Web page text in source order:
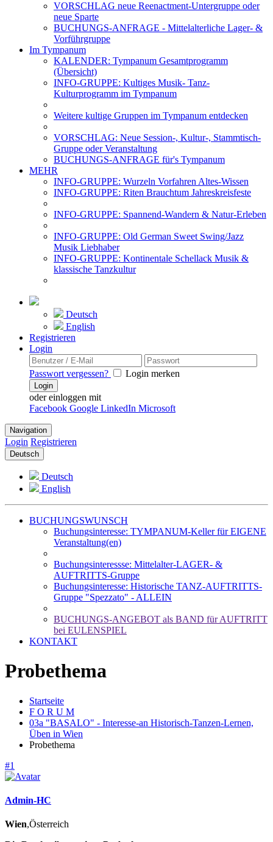
VORSCHLAG neue Reenactment-Untergruppe oder
neue Sparte
BUCHUNGS-ANFRAGE - Mittelalterliche Lager- &
Vorführgruppe
Im Tympanum
KALENDER: Tympanum Gesamtprogramm
(Übersicht)
INFO-GRUPPE: Kultiges Musik- Tanz-
Kulturprogramm im Tympanum
Weitere kultige Gruppen im Tympanum entdecken
VORSCHLAG: Neue Session-, Kultur-, Stammtisch-
Gruppe oder Veranstaltung
BUCHUNGS-ANFRAGE für's Tympanum
MEHR
INFO-GRUPPE: Wurzeln Vorfahren Altes-Wissen
INFO-GRUPPE: Riten Brauchtum Jahreskreisfeste
INFO-GRUPPE: Spannend-Wandern & Natur-Erleben
INFO-GRUPPE: Old German Sweet Swing/Jazz
Musik Liebhaber
INFO-GRUPPE: Kontinentale Schellack Musik &
klassische Tanzkultur
Deutsch
English
Registrieren
Login
Passwort vergessen? Login merken
Login
oder einloggen mit
Facebook Google LinkedIn Microsoft
Navigation
Login Registrieren
Deutsch
Deutsch
English
BUCHUNGSWUNSCH
Buchungsinteresse: TYMPANUM-Keller für EIGENE
Veranstaltung(en)
Buchungsinteressse: Mittelalter-LAGER- &
AUFTRITTS-Gruppe
Buchungsinteresse: Historische TANZ-AUFTRITTS-
Gruppe "Spezzato" - ALLEIN
BUCHUNGS-ANGEBOT als BAND für AUFTRITT
bei EULENSPIEL
KONTAKT
Probethema
Startseite
F O R U M
03a "BASALO" - Interesse-an Historisch-Tanzen-Lernen,
Üben in Wien
Probethema
#1
Admin-HC
Wien,Österreich